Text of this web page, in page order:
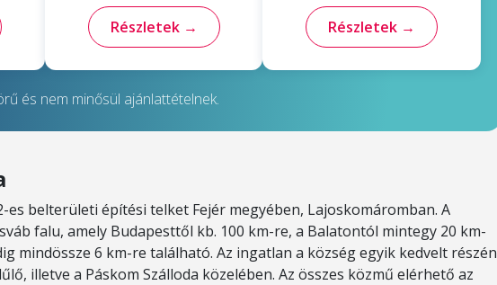
Részletek → Részletek →
és nem minősül ajánlattételnek.
es belterületi építési telket Fejér megyében, Lajoskomáromban. A
falu, amely Budapesttől kb. 100 km-re, a Balatontól mintegy 20 km-
mindössze 6 km-re található. Az ingatlan a község egyik kedvelt részén
illetve a Páskom Szálloda közelében. Az összes közmű elérhető az